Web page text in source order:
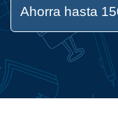
Ahorra hasta